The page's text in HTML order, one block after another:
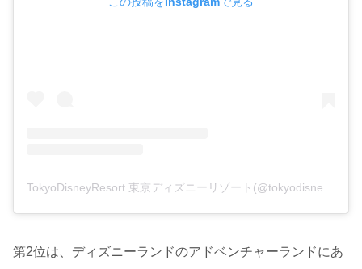
第2位は、ディズニーランドのアドベンチャーランドにあ